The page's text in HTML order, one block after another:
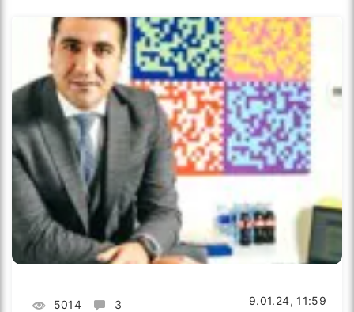
5014 3 9.01.24, 11:59